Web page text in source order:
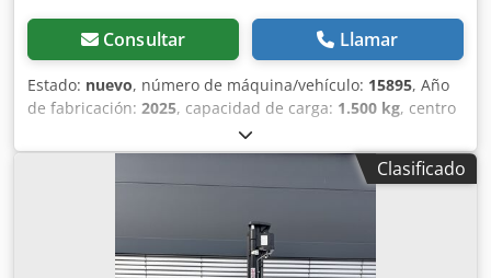
Consultar Llamar
Estado: nuevo, número de máquina/vehículo: 15895, Año
de fabricación: 2025, capacidad de carga: 1.500 kg, centro
, tipo de combustible:
mástil:otro, altura de construcción:700 mm, longitud de
la horquilla:1.150 mm , tamaño del neumático delantero:,
motor: Eléctrico, fabricante: Bobcat Dkedpfx Asw R A Dlem
Clasificado